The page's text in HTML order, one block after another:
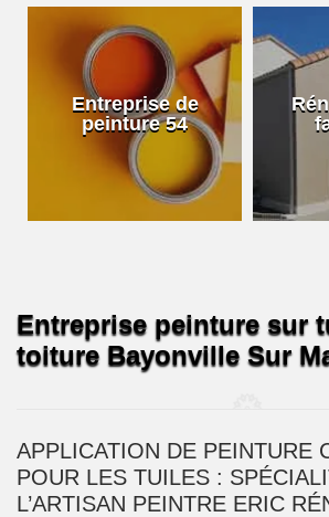
Entreprise de
peinture 54
Entreprise peinture sur
toiture Bayonville Sur
APPLICATION DE PEINTURE
POUR LES TUILES :
L’ARTISAN PEINTRE ERIC